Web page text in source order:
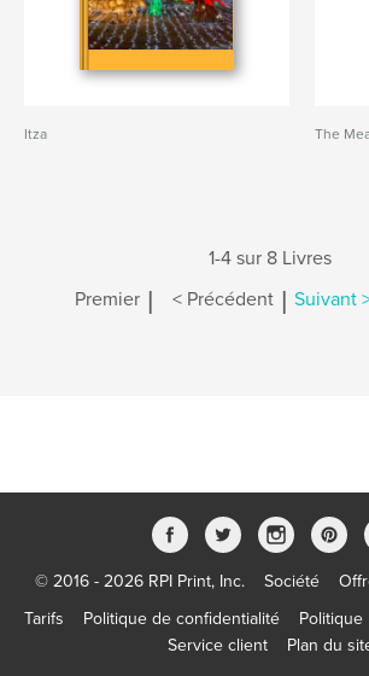
Itza The
1-4 sur 8 Livres
Premier | < Précédent | Suivant
© 2016 - 2026 RPI Print, Inc. Société
Tarifs
Politique de confidentialité
Politique
Service client
Plan du